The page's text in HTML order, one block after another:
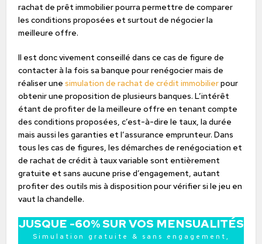
rachat de prêt immobilier pourra permettre de comparer
les conditions proposées et surtout de négocier la
meilleure offre.
Il est donc vivement conseillé dans ce cas de figure de
contacter à la fois sa banque pour renégocier mais de
réaliser unesimulation de rachat de crédit immobilierpour
obtenir une proposition de plusieurs banques. L’intérêt
étant de profiter de la meilleure offre en tenant compte
des conditions proposées, c’est-à-dire le taux, la durée
mais aussi les garanties et l’assurance emprunteur. Dans
tous les cas de figures, les démarches de renégociation et
de rachat de crédit à taux variable sont entièrement
gratuite et sans aucune prise d’engagement, autant
profiter des outils mis à disposition pour vérifier si le jeu en
vaut la chandelle.
JUSQUE -60% SUR VOS MENSUALITÉS
Simulation gratuite & sans engagement,